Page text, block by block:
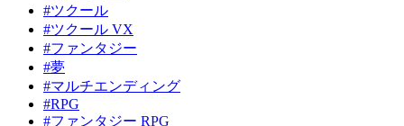
#ツクール
#ツクール VX
#ファンタジー
#夢
#マルチエンディング
#RPG
#ファンタジー RPG